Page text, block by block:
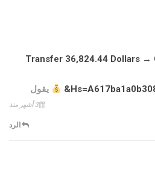
Transfer 36,824.44 Dollars →
يقول
3 أشهر منذ
الرد